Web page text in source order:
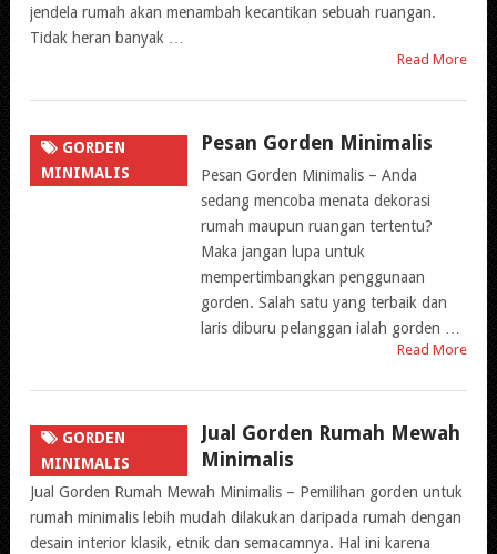
jendela rumah akan menambah kecantikan sebuah ruangan.
Tidak heran banyak …
Read More
GORDEN
MINIMALIS
Pesan Gorden Minimalis
Pesan Gorden Minimalis – Anda
sedang mencoba menata dekorasi
rumah maupun ruangan tertentu?
Maka jangan lupa untuk
mempertimbangkan penggunaan
gorden. Salah satu yang terbaik dan
laris diburu pelanggan ialah gorden …
Read More
GORDEN
MINIMALIS
Jual Gorden Rumah Mewah
Minimalis
Jual Gorden Rumah Mewah Minimalis – Pemilihan gorden untuk
rumah minimalis lebih mudah dilakukan daripada rumah dengan
desain interior klasik, etnik dan semacamnya. Hal ini karena